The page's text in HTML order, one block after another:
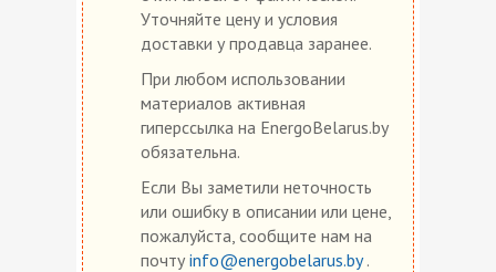
Уточняйте цену и условия
доставки у продавца заранее.
При любом использовании
материалов активная
гиперссылка на EnergoBelarus.by
обязательна.
Если Вы заметили неточность
или ошибку в описании или цене,
пожалуйста, сообщите нам на
почту info@energobelarus.by.